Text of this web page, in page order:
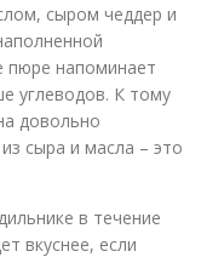
сыром чеддер и
пюре напоминает
углеводов. К тому
довольно
сыра и масла – это
в течение
вкуснее, если